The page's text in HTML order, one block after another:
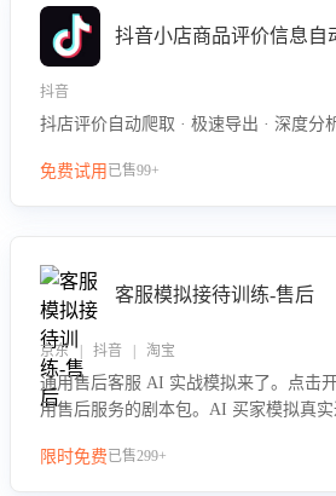
抖音小店商品评价信息自
抖音
抖店评价自动爬取 · 极速导出 · 深度分
免费试用 已售99+
客服模拟接待训练-售后
京东 | 抖音 | 淘宝
通用售后客服 AI 实战模拟来了。点击
用售后服务的剧本包。AI 买家模拟真
要点，轻松提升服务能力。
限时免费已售299+